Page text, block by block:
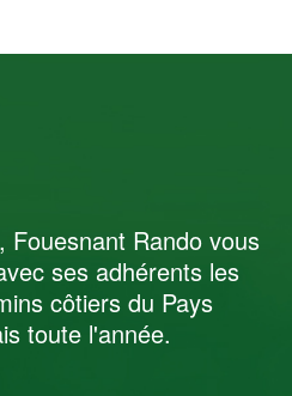
Fouesnant Rando vous
ses adhérents les
côtiers du Pays
toute l'année.